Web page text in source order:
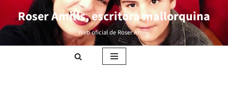
Saltar
Roser Amills, escritora mallorquina
Web oficial de Roser Amills